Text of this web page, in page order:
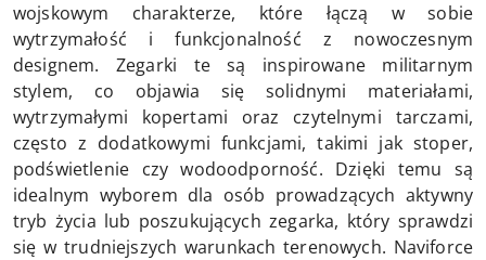
wojskowym charakterze, które łączą w sobie
wytrzymałość i funkcjonalność z nowoczesnym
designem. Zegarki te są inspirowane militarnym
stylem, co objawia się solidnymi materiałami,
wytrzymałymi kopertami oraz czytelnymi tarczami,
często z dodatkowymi funkcjami, takimi jak stoper,
podświetlenie czy wodoodporność. Dzięki temu są
idealnym wyborem dla osób prowadzących aktywny
tryb życia lub poszukujących zegarka, który sprawdzi
się w trudniejszych warunkach terenowych. Naviforce